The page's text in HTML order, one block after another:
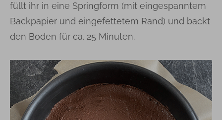
füllt ihr in eine Springform (mit eingespanntem
Backpapier und eingefettetem Rand) und backt
den Boden für ca. 25 Minuten.